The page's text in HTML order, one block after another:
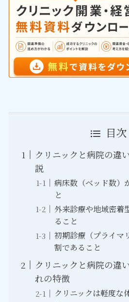
目次
クリニックと病院の違
説
病床数（ベッド数）
と
外来診療や地域密着
ること
初期診療（プライマ
割であること
クリニックと病院の違
れの特徴
クリニックは軽度な